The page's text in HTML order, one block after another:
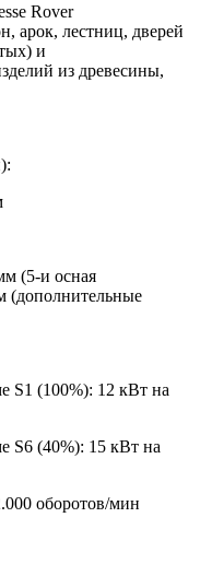
Rover
арок, лестниц, дверей
и
из древесины,
(5-и осная
(дополнительные
S1 (100%): 12 кВт на
S6 (40%): 15 кВт на
оборотов/мин